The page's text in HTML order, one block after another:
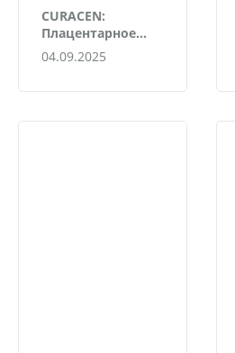
CURACEN:
Плацентарное
лечение
пигментации
04.09.2025